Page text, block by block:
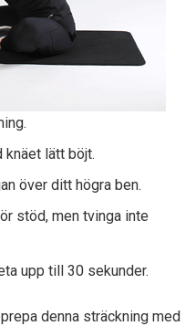
knäet lätt böjt.
över ditt högra ben.
stöd, men tvinga inte
upp till 30 sekunder.
denna sträckning med